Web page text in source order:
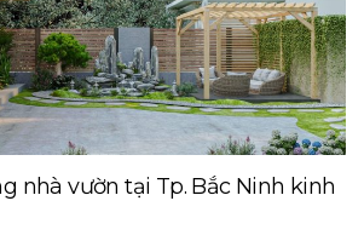
nhà vườn tại Tp. Bắc Ninh kinh